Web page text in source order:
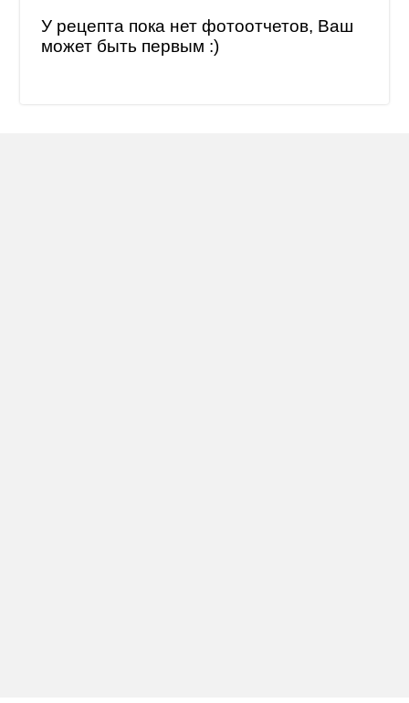
У рецепта пока нет фотоотчетов, Ваш
может быть первым :)